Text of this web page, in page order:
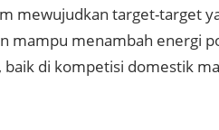
mewujudkan target-target
mampu menambah energi
di kompetisi domestik